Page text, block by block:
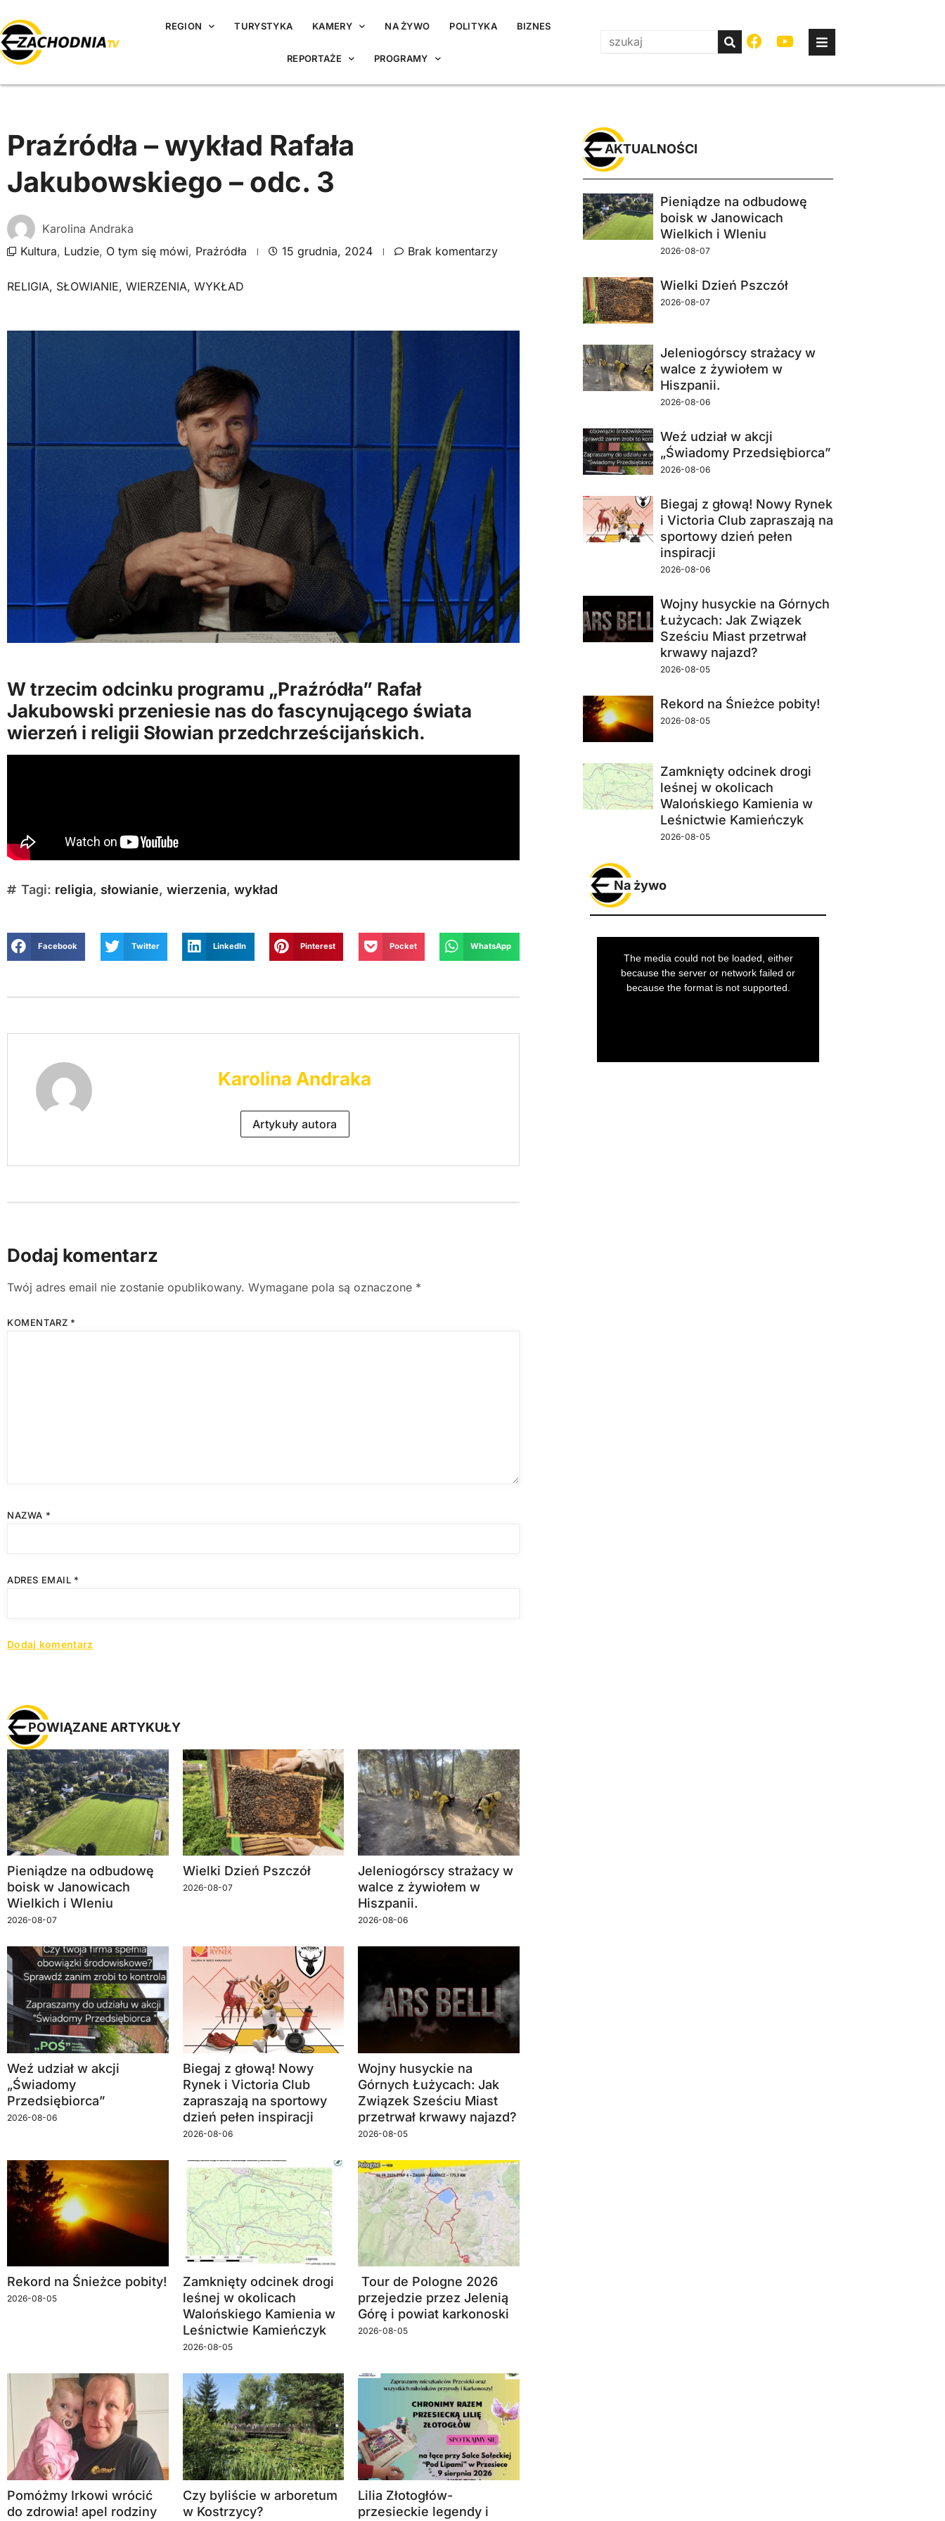
REGION TURYSTYKA KAMERY NA ŻYWO POLITYKA BIZNES
REPORTAŻE PROGRAMY
Praźródła – wykład Rafała
Jakubowskiego – odc. 3
Karolina Andraka
Kultura, Ludzie, O tym się mówi, Praźródła 15 grudnia, 2024 Brak komentarzy
RELIGIA, SŁOWIANIE, WIERZENIA, WYKŁAD
W trzecim odcinku programu „Praźródła” Rafał
Jakubowski przeniesie nas do fascynującego świata
wierzeń i religii Słowian przedchrześcijańskich.
Tagi: religia, słowianie, wierzenia, wykład
Facebook Twitter LinkedIn Pinterest Pocket WhatsApp
Karolina Andraka
Artykuły autora
Dodaj komentarz
Twój adres email nie zostanie opublikowany. Wymagane pola są oznaczone *
KOMENTARZ *
NAZWA *
ADRES EMAIL *
POWIĄZANE ARTYKUŁY
Pieniądze na odbudowę
boisk w Janowicach
Wielkich i Wleniu
2026-08-07
Wielki Dzień Pszczół
2026-08-07
Jeleniogórscy strażacy w
walce z żywiołem w
Hiszpanii.
2026-08-06
Weź udział w akcji
„Świadomy
Przedsiębiorca”
2026-08-06
Biegaj z głową! Nowy
Rynek i Victoria Club
zapraszają na sportowy
dzień pełen inspiracji
2026-08-06
Wojny husyckie na
Górnych Łużycach: Jak
Związek Sześciu Miast
przetrwał krwawy najazd?
2026-08-05
Rekord na Śnieżce pobity!
2026-08-05
Zamknięty odcinek drogi
leśnej w okolicach
Walońskiego Kamienia w
Leśnictwie Kamieńczyk
2026-08-05
Tour de Pologne 2026
przejedzie przez Jelenią
Górę i powiat karkonoski
2026-08-05
Pomóżmy Irkowi wrócić
do zdrowia! apel rodziny
Czy byliście w arboretum
w Kostrzycy?
Lilia Złotogłów-
przesieckie legendy i
Pieniądze na odbudowę
boisk w Janowicach
Wielkich i Wleniu
2026-08-07
Wielki Dzień Pszczół
2026-08-07
Jeleniogórscy strażacy w
walce z żywiołem w
Hiszpanii.
2026-08-06
Weź udział w akcji
„Świadomy Przedsiębiorca”
2026-08-06
Biegaj z głową! Nowy Rynek
i Victoria Club zapraszają na
sportowy dzień pełen
inspiracji
2026-08-06
Wojny husyckie na Górnych
Łużycach: Jak Związek
Sześciu Miast przetrwał
krwawy najazd?
2026-08-05
Rekord na Śnieżce pobity!
2026-08-05
Zamknięty odcinek drogi
leśnej w okolicach
Walońskiego Kamienia w
Leśnictwie Kamieńczyk
2026-08-05
AKTUALNOŚCI
Na żywo